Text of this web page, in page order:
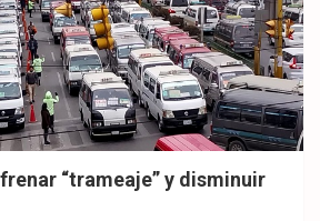
“trameaje” y disminuir